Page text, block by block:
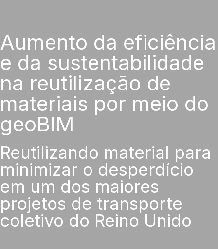
Aumento da eficiência
e da sustentabilidade
na reutilização de
materiais por meio do
geoBIM
Reutilizando material para
minimizar o desperdício
em um dos maiores
projetos de transporte
coletivo do Reino Unido